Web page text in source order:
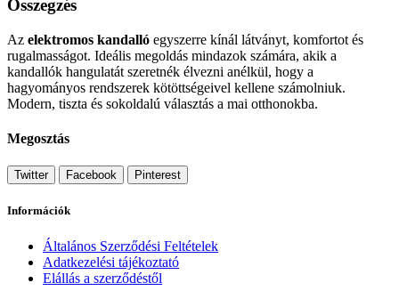
Összegzés
Az elektromos kandalló egyszerre kínál látványt, komfortot és
rugalmasságot. Ideális megoldás mindazok számára, akik a
kandallók hangulatát szeretnék élvezni anélkül, hogy a
hagyományos rendszerek kötöttségeivel kellene számolniuk.
Modern, tiszta és sokoldalú választás a mai otthonokba.
Megosztás
Twitter Facebook Pinterest
Információk
Általános Szerződési Feltételek
Adatkezelési tájékoztató
Elállás a szerződéstől